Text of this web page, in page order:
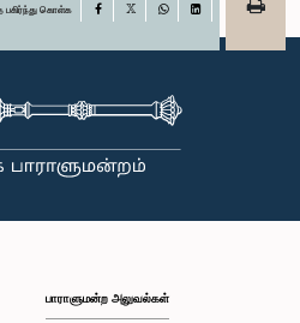
கொள்க Facebook
பாராளுமன்ற அலுவல்கள்